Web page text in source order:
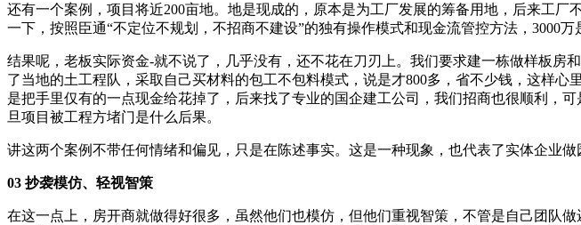
还有一个案例，项目将近200亩地。地是现成的，原本是为工厂发展的筹备用地，后来工
一下，按照臣通“不定位不规划，不招商不建设”的独有操作模式和现金流管控方法，3000万
结果呢，老板实际资金-就不说了，几乎没有，还不花在刀刃上。我们要求建一栋做样板房
了当地的土工程队，采取自己买材料的包工不包料模式，说是才800多，省不少钱，这样
是把手里仅有的一点现金给花掉了，后来找了专业的国企建工公司，我们招商也很顺利，
旦项目被工程方堵门是什么后果。
讲这两个案例不带任何情绪和偏见，只是在陈述事实。这是一种现象，也代表了实体企业
03 抄袭模仿、轻视智策
在这一点上，房开商就做得好很多，虽然他们也模仿，但他们重视智策，不管是自己团队